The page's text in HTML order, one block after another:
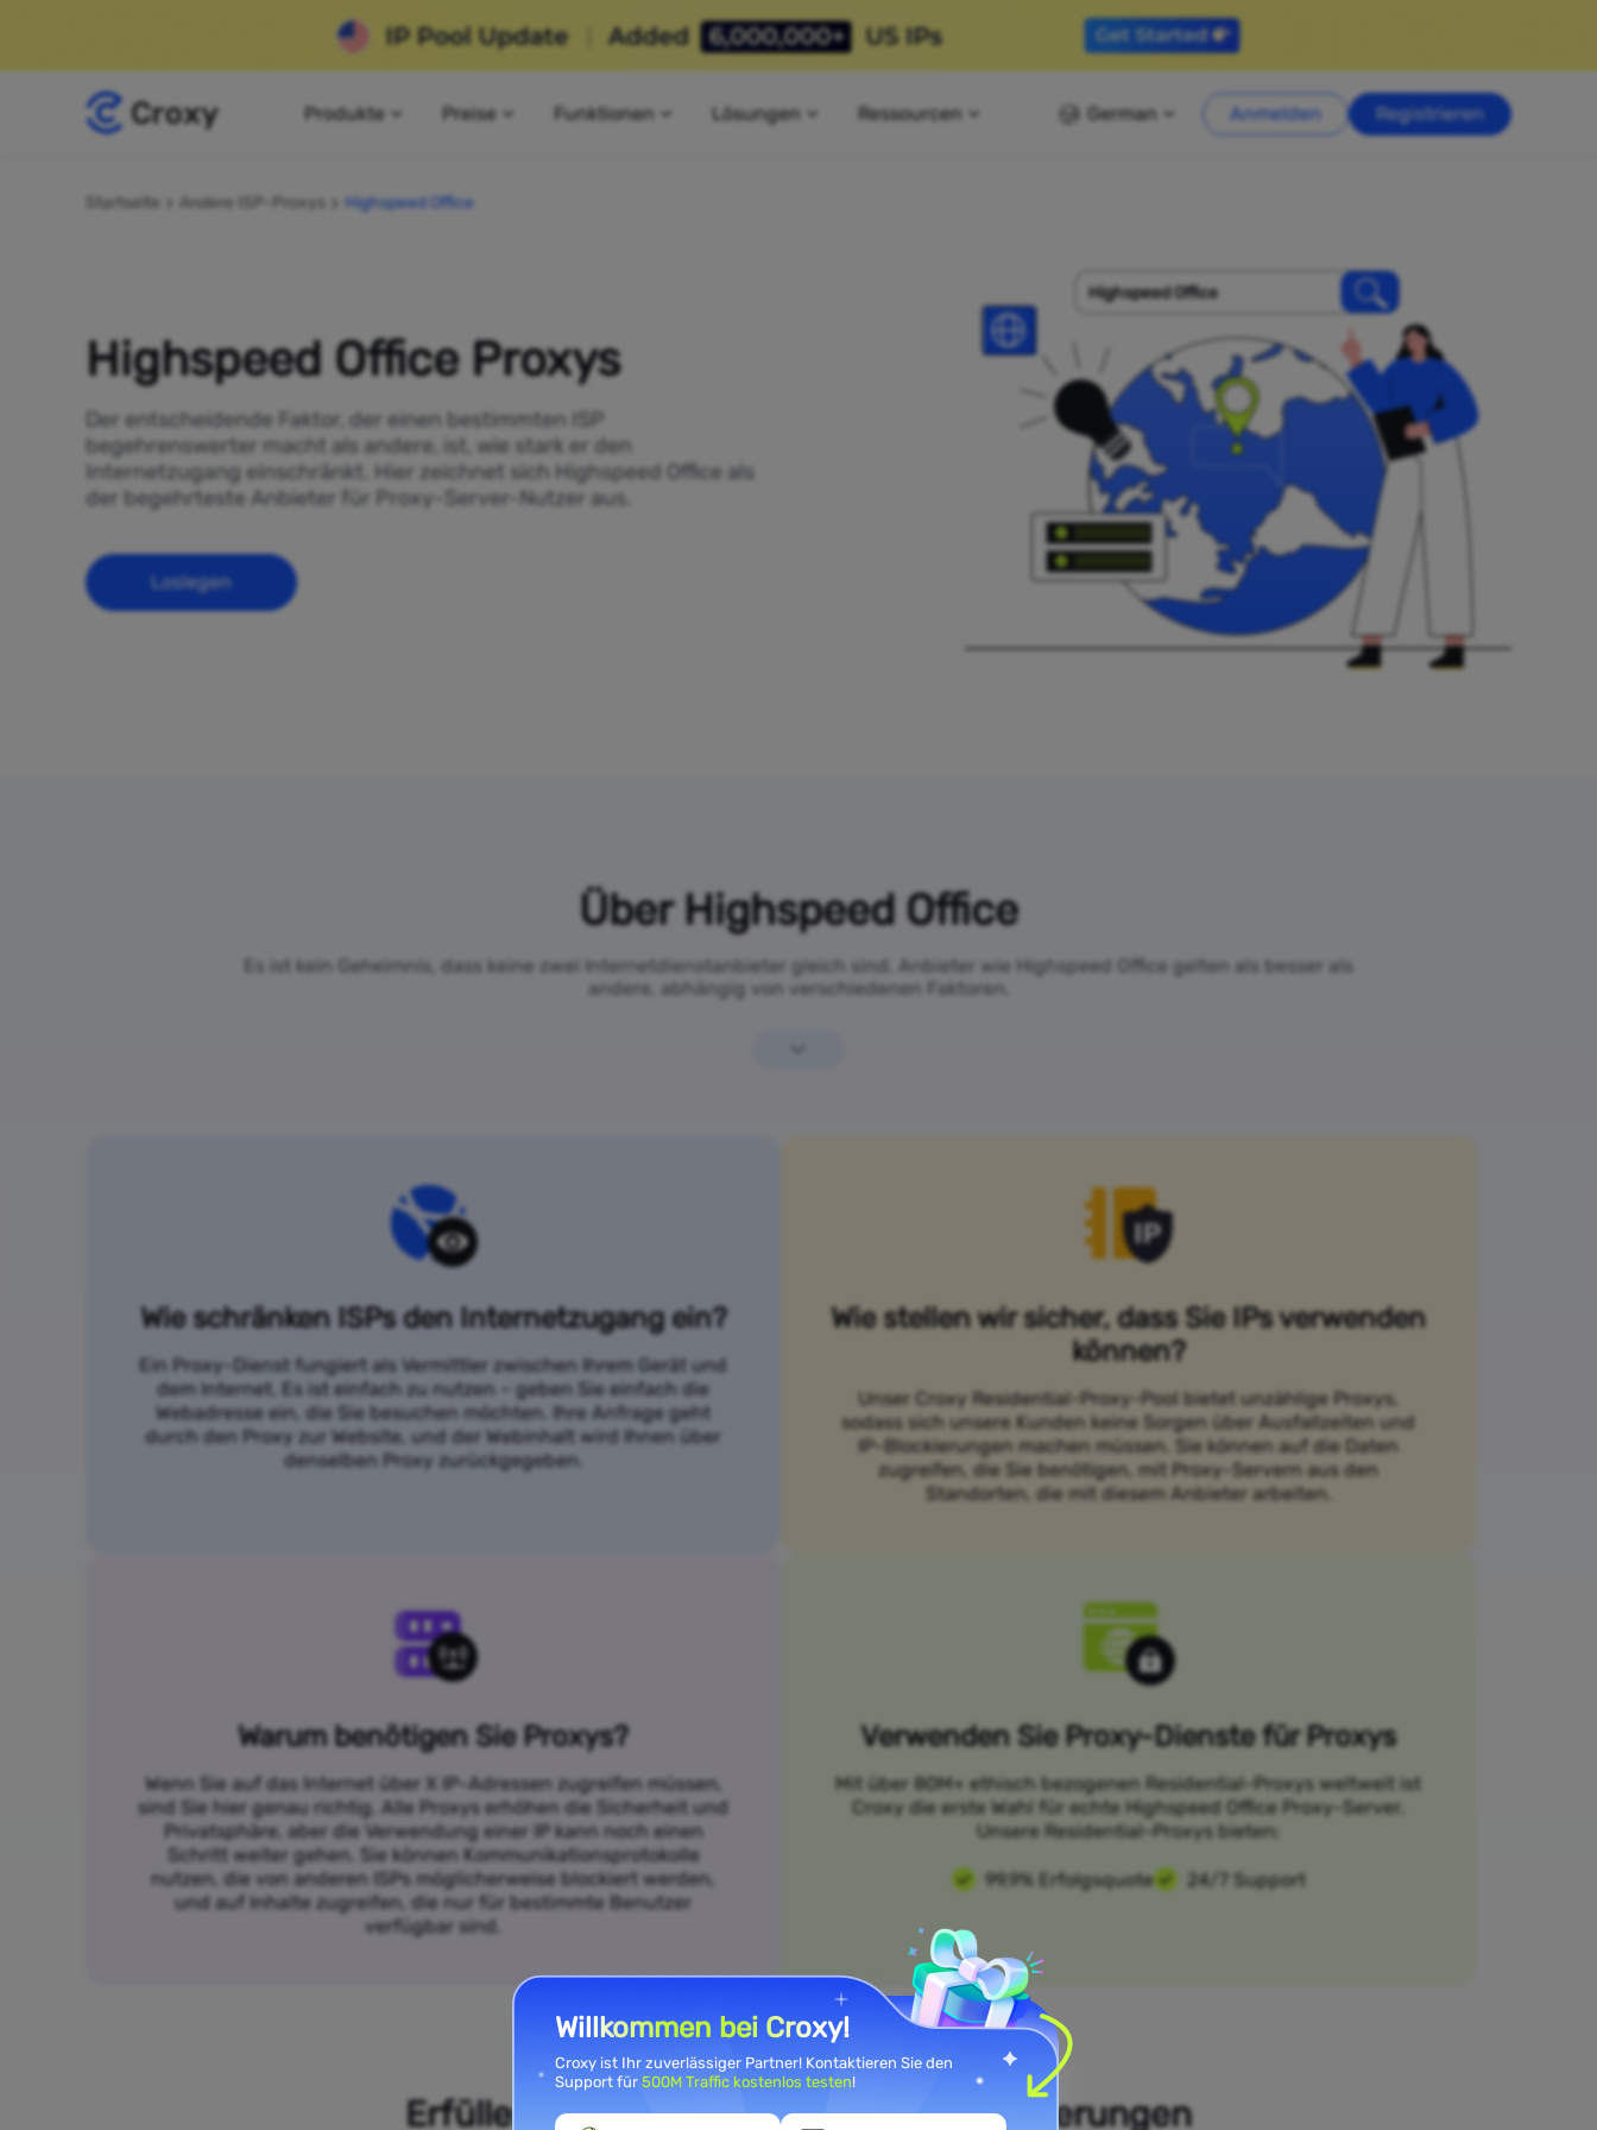
Produkte Preise Funktionen Lösungen Ressourcen German Anmelden Registrieren
Startseite Andere ISP-Proxys Highspeed Office
Highspeed Office Proxys
Der entscheidende Faktor, der einen bestimmten ISP
begehrenswerter macht als andere, ist, wie stark er den
Internetzugang einschränkt. Hier zeichnet sich Highspeed Office als
der begehrteste Anbieter für Proxy-Server-Nutzer aus.
Loslegen
Highspeed Office
Über Highspeed Office
Es ist kein Geheimnis, dass keine zwei Internetdienstanbieter gleich sind. Anbieter wie Highspeed Office gelten als besser als
andere, abhängig von verschiedenen Faktoren.
Wie schränken ISPs den Internetzugang ein?
Ein Proxy-Dienst fungiert als Vermittler zwischen Ihrem Gerät und
dem Internet. Es ist einfach zu nutzen – geben Sie einfach die
Webadresse ein, die Sie besuchen möchten. Ihre Anfrage geht
durch den Proxy zur Website, und der Webinhalt wird Ihnen über
denselben Proxy zurückgegeben.
Wie stellen wir sicher, dass Sie IPs verwenden
können?
Unser Croxy Residential-Proxy-Pool bietet unzählige Proxys,
sodass sich unsere Kunden keine Sorgen über Ausfallzeiten und
IP-Blockierungen machen müssen. Sie können auf die Daten
zugreifen, die Sie benötigen, mit Proxy-Servern aus den
Standorten, die mit diesem Anbieter arbeiten.
Warum benötigen Sie Proxys?
Wenn Sie auf das Internet über X IP-Adressen zugreifen müssen,
sind Sie hier genau richtig. Alle Proxys erhöhen die Sicherheit und
Privatsphäre, aber die Verwendung einer IP kann noch einen
Schritt weiter gehen. Sie können Kommunikationsprotokolle
nutzen, die von anderen ISPs möglicherweise blockiert werden,
und auf Inhalte zugreifen, die nur für bestimmte Benutzer
verfügbar sind.
Verwenden Sie Proxy-Dienste für Proxys
Mit über 80M+ ethisch bezogenen Residential-Proxys weltweit ist
Croxy die erste Wahl für echte Highspeed Office Proxy-Server.
Unsere Residential-Proxys bieten:
99,9% Erfolgsquote 24/7 Support
Erfüllen Sie Ihre Anwendungsfallanforderungen
Willkommen bei Croxy!
Croxy ist Ihr zuverlässiger Partner! Kontaktieren Sie den
Support für 500M Traffic kostenlos testen!